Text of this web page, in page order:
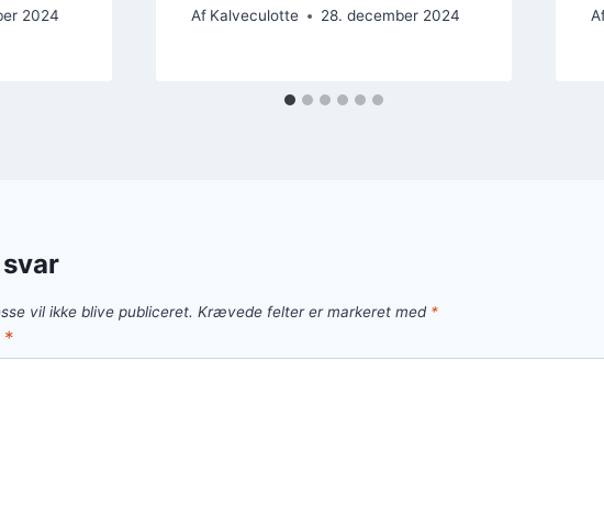
2024 Af Kalveculotte 28. december 2024
vil ikke blive publiceret. Krævede felter er markeret med *
*